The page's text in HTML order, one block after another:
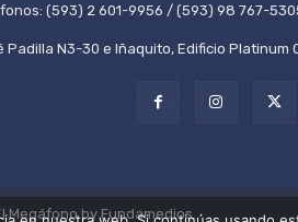
(593) 2 601-9956 / (593) 98 767-
Padilla N3-30 e Iñaquito, Edificio Platinum
Megáfono by Fundamedios.